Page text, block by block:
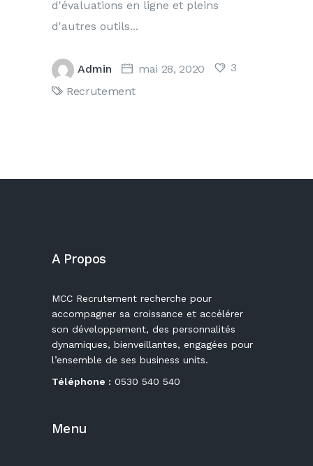
d'évaluations en ligne et pleins
d'autres outils
Admin mai 28, 2020
3
Recrutement
A Propos
MCC Recrutement recherche pour
accompagner sa croissance et accélérer
son développement, des personnalités
dynamiques, bienveillantes, engagées pour
l’ensemble de ses business units.
Téléphone : 0530 540 540
Menu